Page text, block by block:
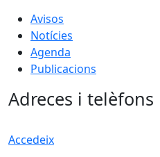
Avisos
Notícies
Agenda
Publicacions
Adreces i telèfons
Accedeix